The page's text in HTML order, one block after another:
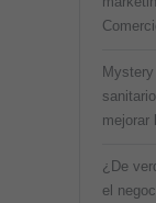
mejorar
¿De
el